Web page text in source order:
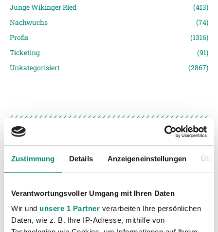
Zustimmung Details Anzeigeneinstellungen
Verantwortungsvoller Umgang mit Ihren Daten
Wir und unsere 1 Partner verarbeiten Ihre persönlichen
Daten, wie z. B. Ihre IP-Adresse, mithilfe von
Junge Wikinger Ried
(413)
Nachwuchs
(74)
Profis
(1316)
Ticketing
(91)
Unkategorisiert
(2867)
VORIGER NEWSEINTRAG
2:0 – SV Ried steht im Cup-Halbfinale
NÄCHSTER NEWSEINTRAG
3:0 – Junge Wikinger bleiben weiterhin ohne Gegentreffer